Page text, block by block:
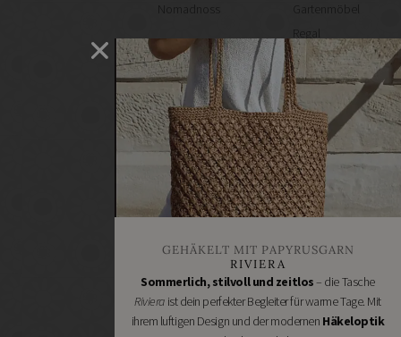
Nomadnoss
Gartenmöbel
Regal
selber
machen
Heimwerken
Renovieren
DIY
GESCHÄFTE
Bastelbedarf
Stoffgeschäfte
Handgemachtes
Schneidereibedarf
Handarbeitszubehör
DIY
GEHÄKELT MIT PAPYRUSGARN
RIVIERA
Sommerlich, stilvoll und zeitlos– die Tasche
Rivieraist dein perfekter Begleiter für warme Tage. Mit
ihrem luftigen Design und der modernen Häkeloptik